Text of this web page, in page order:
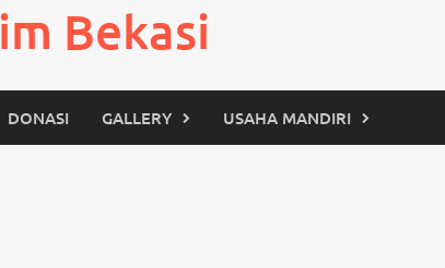
Bekasi
DONASI GALLERY USAHA MANDIRI